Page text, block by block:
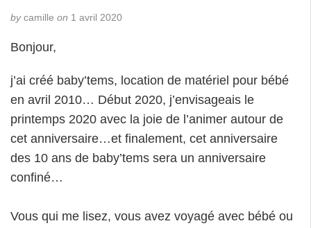
bycamille on 1 avril 2020
Bonjour,
j’ai créé baby’tems, location de matériel pour bébé
en avril 2010… Début 2020, j’envisageais le
printemps 2020 avec la joie de l’animer autour de
cet anniversaire…et finalement, cet anniversaire
des 10 ans de baby’tems sera un anniversaire
confiné…
Vous qui me lisez, vous avez voyagé avec bébé ou